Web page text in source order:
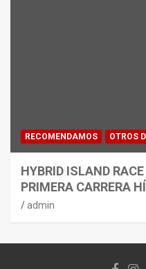
RECOMENDAMOS OTROS
HYBRID ISLAND
PRIMERA CARRERA
admin